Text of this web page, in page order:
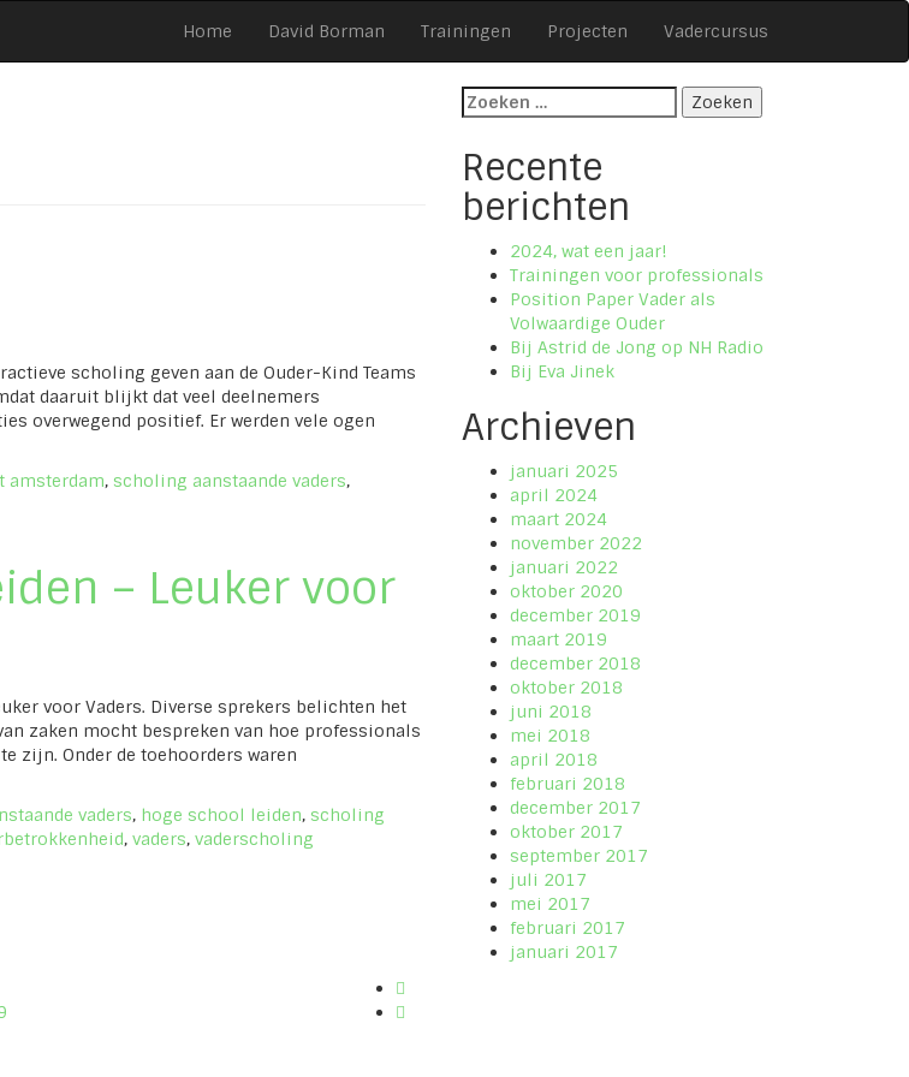
Home David Borman Trainingen Projecten Vadercursus
scholing geven aan de Ouder-Kind Teams
daaruit blijkt dat veel deelnemers
overwegend positief. Er werden vele ogen
amsterdam, scholing aanstaande vaders,
– Leuker voor
voor Vaders. Diverse sprekers belichten het
zaken mocht bespreken van hoe professionals
zijn. Onder de toehoorders waren
vaders, hoge school leiden, scholing
, vaders, vaderscholing
Zoeken
naar:
Recente
berichten
2024, wat een jaar!
Trainingen voor professionals
Position Paper Vader als
Volwaardige Ouder
Bij Astrid de Jong op NH Radio
Bij Eva Jinek
Archieven
januari 2025
april 2024
maart 2024
november 2022
januari 2022
oktober 2020
december 2019
maart 2019
december 2018
oktober 2018
juni 2018
mei 2018
april 2018
februari 2018
december 2017
oktober 2017
september 2017
juli 2017
mei 2017
februari 2017
januari 2017
Go
to
Go